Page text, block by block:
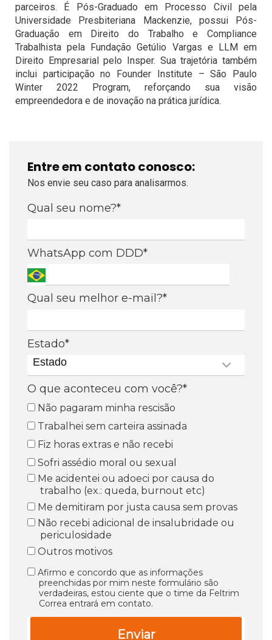
parceiros. É Pós-Graduado em Processo Civil pela
Universidade Presbiteriana Mackenzie, possui Pós-
Graduação em Direito do Trabalho e Compliance
Trabalhista pela Fundação Getúlio Vargas e LLM em
Direito Empresarial pelo Insper. Sua trajetória também
inclui participação no Founder Institute – São Paulo
Winter 2022 Program, reforçando sua visão
empreendedora e de inovação na prática jurídica.
Entre em contato conosco:
Nos envie seu caso para analisarmos.
Qual seu nome?*
WhatsApp com DDD*
Qual seu melhor e-mail?*
Estado*
Estado
O que aconteceu com você?*
Não pagaram minha rescisão
Trabalhei sem carteira assinada
Fiz horas extras e não recebi
Sofri assédio moral ou sexual
Me acidentei ou adoeci por causa do
trabalho (ex.: queda, burnout etc)
Me demitiram por justa causa sem provas
Não recebi adicional de insalubridade ou
periculosidade
Outros motivos
Afirmo e concordo que as informações
preenchidas por mim neste formulário são
verdadeiras, estou ciente que o time da Feltrim
Correa entrará em contato.
Enviar